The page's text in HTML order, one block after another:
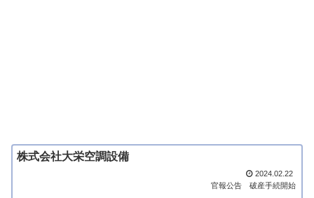
株式会社大栄空調設備
2024.02.22
官報公告
破産手続開始